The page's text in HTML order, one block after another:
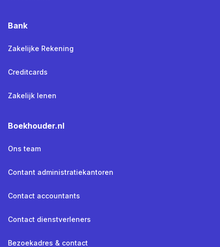
Bank
Zakelijke Rekening
Creditcards
Zakelijk lenen
Boekhouder.nl
Ons team
Contant administratiekantoren
Contact accountants
Contact dienstverleners
Bezoekadres & contact